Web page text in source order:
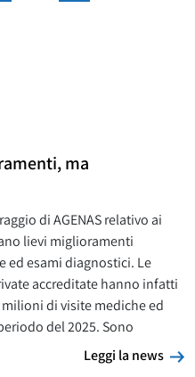
ma
di AGENAS relativo ai
lievi miglioramenti
ed esami diagnostici. Le
accreditate hanno infatti
di visite mediche ed
del 2025. Sono
Leggi la news